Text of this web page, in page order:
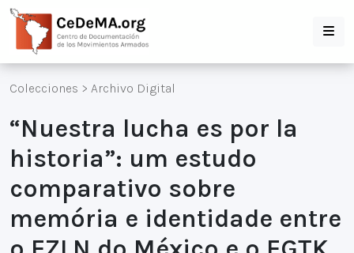
Colecciones > Archivo Digital
“Nuestra lucha es por la
historia”: um estudo
comparativo sobre
memória e identidade entre